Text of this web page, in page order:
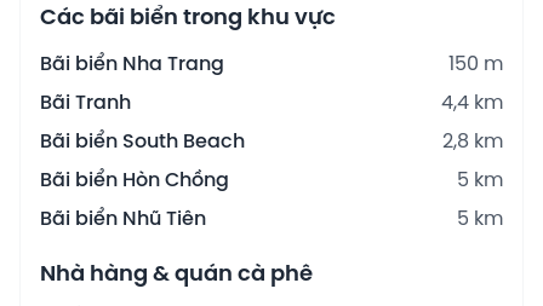
Các bãi biển trong khu vực
Bãi biển Nha Trang
150 m
Bãi Tranh
4,4 km
Bãi biển South Beach
2,8 km
Bãi biển Hòn Chồng
5 km
Bãi biển Nhũ Tiên
5 km
Nhà hàng & quán cà phê